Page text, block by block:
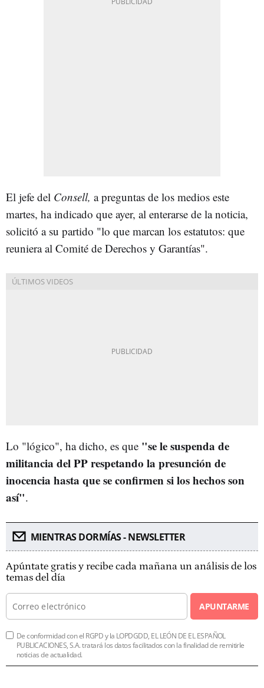
El jefe del Consell, a preguntas de los medios este
martes, ha indicado que ayer, al enterarse de la noticia,
solicitó a su partido "lo que marcan los estatutos: que
reuniera al Comité de Derechos y Garantías".
Lo "lógico", ha dicho, es que "se le suspenda de
militancia del PP respetando la presunción de
inocencia hasta que se confirmen si los hechos son
así".
MIENTRAS DORMÍAS - NEWSLETTER
Apúntate gratis y recibe cada mañana un análisis de los
temas del día
APUNTARME
De conformidad con el RGPD y la LOPDGDD, EL LEÓN DE EL ESPAÑOL
PUBLICACIONES, S.A. tratará los datos facilitados con la finalidad de remitirle
noticias de actualidad.